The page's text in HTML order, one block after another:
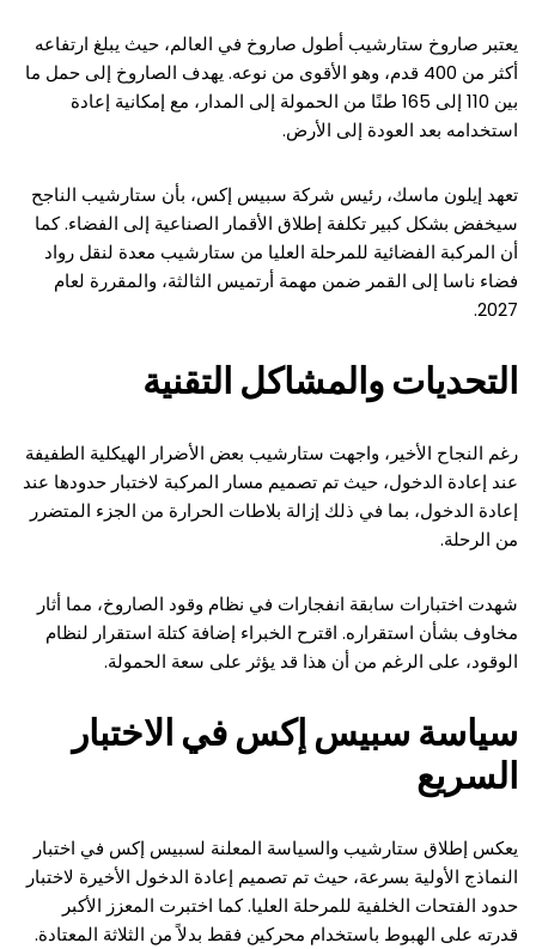
يعتبر صاروخ ستارشيب أطول صاروخ في العالم، حيث يبلغ ارتفاعه
أكثر من 400 قدم، وهو الأقوى من نوعه. يهدف الصاروخ إلى حمل ما
بين 110 إلى 165 طنًا من الحمولة إلى المدار، مع إمكانية إعادة
استخدامه بعد العودة إلى الأرض.
تعهد إيلون ماسك، رئيس شركة سبيس إكس، بأن ستارشيب الناجح
سيخفض بشكل كبير تكلفة إطلاق الأقمار الصناعية إلى الفضاء. كما
أن المركبة الفضائية للمرحلة العليا من ستارشيب معدة لنقل رواد
فضاء ناسا إلى القمر ضمن مهمة أرتميس الثالثة، والمقررة لعام
2027.
التحديات والمشاكل التقنية
رغم النجاح الأخير، واجهت ستارشيب بعض الأضرار الهيكلية الطفيفة
عند إعادة الدخول، حيث تم تصميم مسار المركبة لاختبار حدودها عند
إعادة الدخول، بما في ذلك إزالة بلاطات الحرارة من الجزء المتضرر
من الرحلة.
شهدت اختبارات سابقة انفجارات في نظام وقود الصاروخ، مما أثار
مخاوف بشأن استقراره. اقترح الخبراء إضافة كتلة استقرار لنظام
الوقود، على الرغم من أن هذا قد يؤثر على سعة الحمولة.
سياسة سبيس إكس في الاختبار
السريع
يعكس إطلاق ستارشيب والسياسة المعلنة لسبيس إكس في اختبار
النماذج الأولية بسرعة، حيث تم تصميم إعادة الدخول الأخيرة لاختبار
حدود الفتحات الخلفية للمرحلة العليا. كما اختبرت المعزز الأكبر
قدرته على الهبوط باستخدام محركين فقط بدلاً من الثلاثة المعتادة.